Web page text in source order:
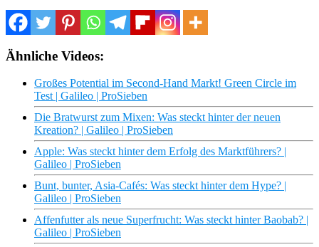
Ähnliche Videos:
Großes Potential im Second-Hand Markt! Green Circle im
Test | Galileo | ProSieben
Die Bratwurst zum Mixen: Was steckt hinter der neuen
Kreation? | Galileo | ProSieben
Apple: Was steckt hinter dem Erfolg des Marktführers? |
Galileo | ProSieben
Bunt, bunter, Asia-Cafés: Was steckt hinter dem Hype? |
Galileo | ProSieben
Affenfutter als neue Superfrucht: Was steckt hinter Baobab? |
Galileo | ProSieben